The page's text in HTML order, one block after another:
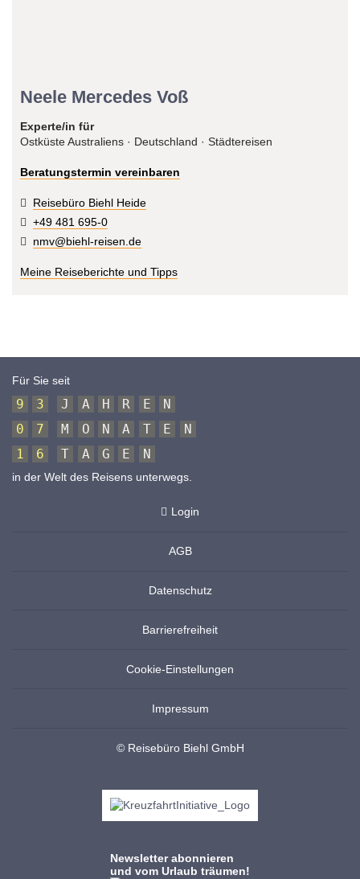
Neele Mercedes Voß
Experte/in für
Ostküste Australiens · Deutschland · Städtereisen
Beratungstermin vereinbaren
Reisebüro Biehl Heide
+49 481 695-0
nmv@biehl-reisen.de
Meine Reiseberichte und Tipps
Für Sie seit
9 3 J A H R E
N
0
7 M O N A T E
N
1
6 T A G E N
in der Welt des Reisens unterwegs.
Login
AGB
Datenschutz
Barrierefreiheit
Cookie-Einstellungen
Impressum
© Reisebüro Biehl GmbH
Newsletter abonnieren
und vom Urlaub träumen!